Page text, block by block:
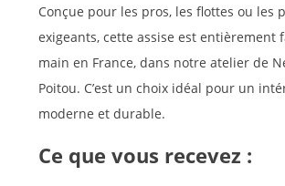
Conçue pour les pros, les flottes ou les
exigeants, cette assise est entièrement
main en France, dans notre atelier de
Poitou. C’est un choix idéal pour un
moderne et durable.
Ce que vous recevez :